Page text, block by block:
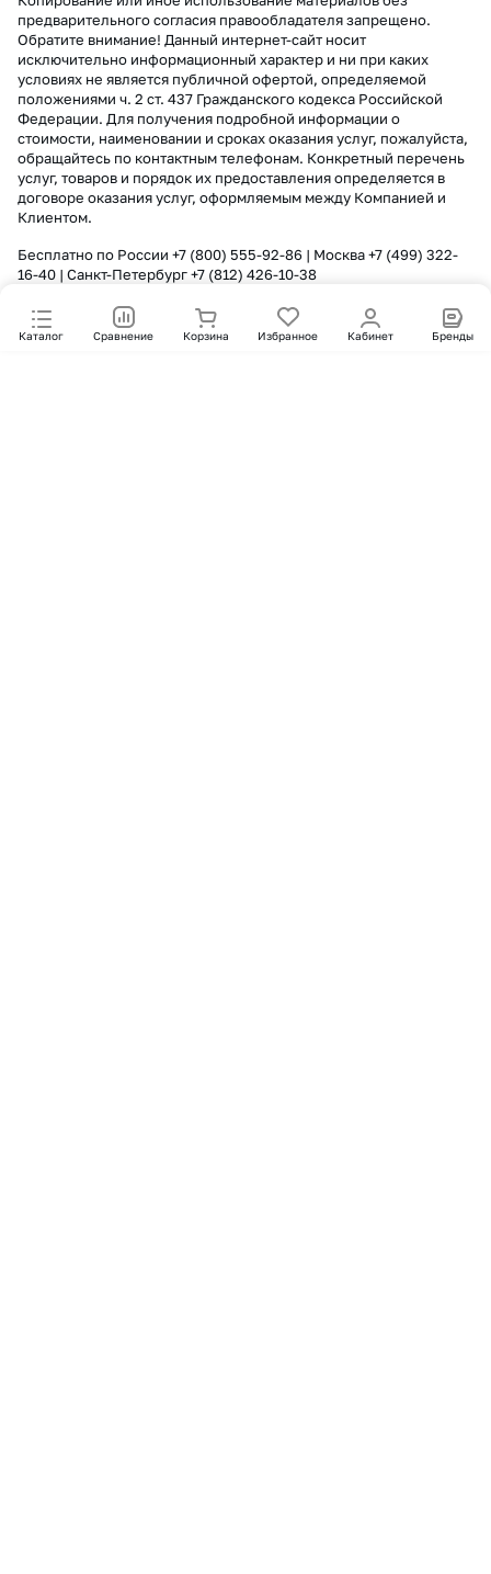
Каталог Сравнение Корзина Избранное Кабинет Бренды
предварительного согласия правообладателя запрещено.
Обратите внимание! Данный интернет-сайт носит
исключительно информационный характер и ни при каких
условиях не является публичной офертой, определяемой
положениями ч. 2 ст. 437 Гражданского кодекса Российской
Федерации. Для получения подробной информации о
стоимости, наименовании и сроках оказания услуг, пожалуйста,
обращайтесь по контактным телефонам. Конкретный перечень
услуг, товаров и порядок их предоставления определяется в
договоре оказания услуг, оформляемым между Компанией и
Клиентом.
Бесплатно по России +7 (800) 555-92-86 | Москва+7 (499) 322-
16-40 | Санкт-Петербург+7 (812) 426-10-38